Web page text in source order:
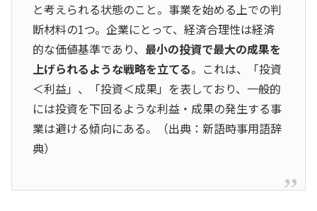
と考えられる状態のこと。事業を始める上での判
断材料の1つ。 企業にとって、経済合理性は経済
的な価値基準であり、 最小の投資で最大の成果を
上げられるような戦略を立てる。これは、「投資
＜利益」、「投資＜成果」を表しており、一般的
には投資を下回るような利益・成果の発生する事
業は避ける傾向にある。（出典：新語時事用語辞
典）